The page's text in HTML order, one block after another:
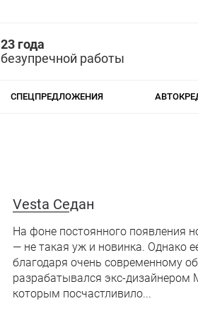
23 года
безупречной работы
СПЕЦПРЕДЛОЖЕНИЯ
Vesta Седан
На фоне постоянного появления
— не такая уж и новинка. Однако
благодаря очень современному
разрабатывался экс-дизайнером
которым посчастливило...